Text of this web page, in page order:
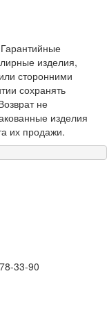
изделия,
сторонними
сохранять
не
изделия
их продажи.
33-90